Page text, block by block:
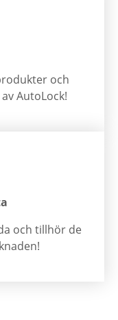
och
AutoLock!
och tillhör de